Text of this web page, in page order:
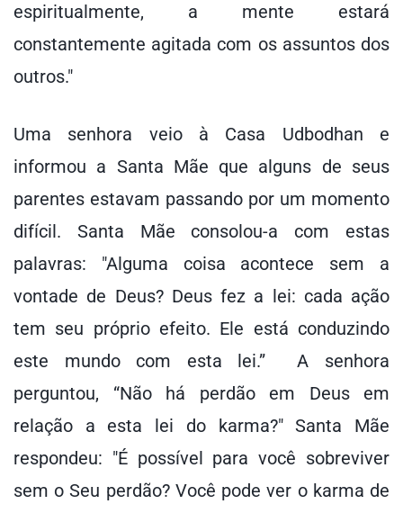
espiritualmente, a mente estará
constantemente agitada com os assuntos dos
outros."
Uma senhora veio à Casa Udbodhan e
informou a Santa Mãe que alguns de seus
parentes estavam passando por um momento
difícil. Santa Mãe consolou-a com estas
palavras: "Alguma coisa acontece sem a
vontade de Deus? Deus fez a lei: cada ação
tem seu próprio efeito. Ele está conduzindo
este mundo com esta lei.” A senhora
perguntou, “Não há perdão em Deus em
relação a esta lei do karma?" Santa Mãe
respondeu: "É possível para você sobreviver
sem o Seu perdão? Você pode ver o karma de